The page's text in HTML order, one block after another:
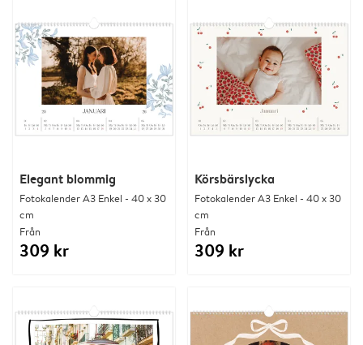
Elegant blommig
Fotokalender A3 Enkel - 40 x 30
cm
Från
309 kr
Körsbärslycka
Fotokalender A3 Enkel - 40 x 30
cm
Från
309 kr